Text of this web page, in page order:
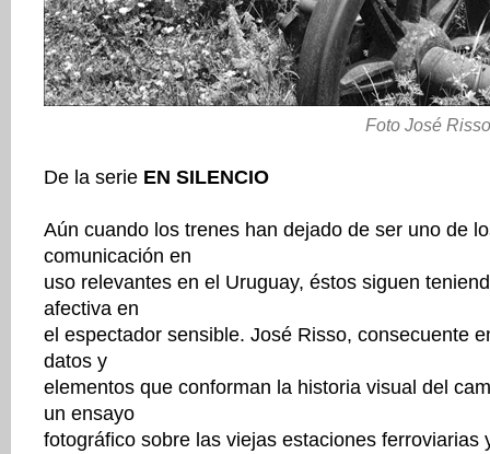
Foto José
De la serie EN SILENCIO
Aún cuando los trenes han dejado de ser uno de
comunicación en
uso relevantes en el Uruguay, éstos siguen
afectiva en
el espectador sensible. José Risso, consecuente
datos y
elementos que conforman la historia visual del
un ensayo
fotográfico sobre las viejas estaciones ferroviarias